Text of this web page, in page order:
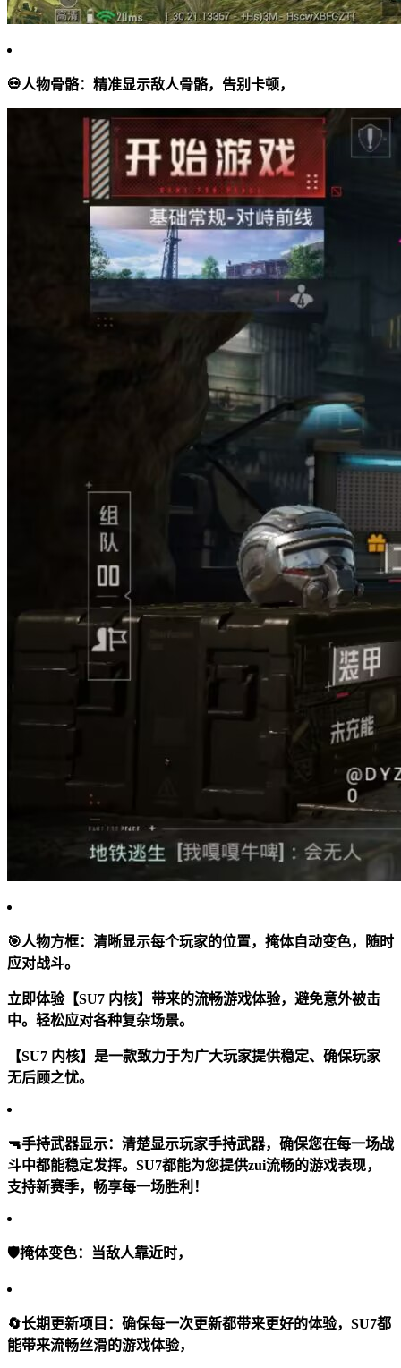
💀人物骨骼： 精准显示敌人骨骼，告别卡顿，
🎯人物方框： 清晰显示每个玩家的位置，掩体自动变色，随时
应对战斗。
立即体验【SU7 内核】带来的流畅游戏体验，避免意外被击
中。轻松应对各种复杂场景。
【SU7 内核】是一款致力于为广大玩家提供稳定、确保玩家
无后顾之忧。
🔫手持武器显示： 清楚显示玩家手持武器，确保您在每一场战
斗中都能稳定发挥。SU7都能为您提供zui流畅的游戏表现，
支持新赛季，畅享每一场胜利！
🛡掩体变色： 当敌人靠近时，
🔄长期更新项目： 确保每一次更新都带来更好的体验，SU7都
能带来流畅丝滑的游戏体验，